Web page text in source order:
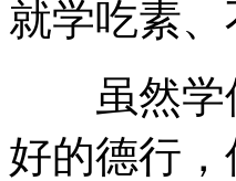
就学吃素
虽然学佛
好的德行